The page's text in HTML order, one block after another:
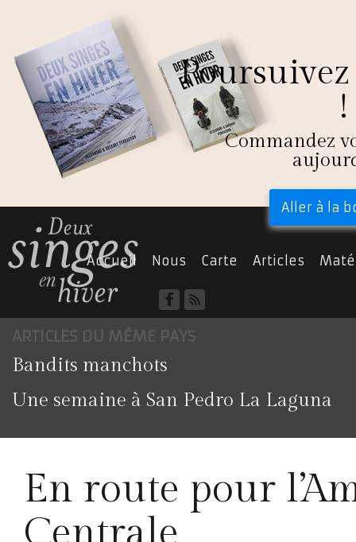
!
Commandez
Aller à la
Accueil Nous Carte Articles
Guatemala
ARTICLES DU MÊME PAYS
Bandits manchots
Une semaine à San Pedro La Laguna
En route pour